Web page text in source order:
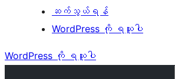
ဆက်သွယ်ရန်
WordPress ကို ရယူပါ
WordPress ကို ရယူပါ